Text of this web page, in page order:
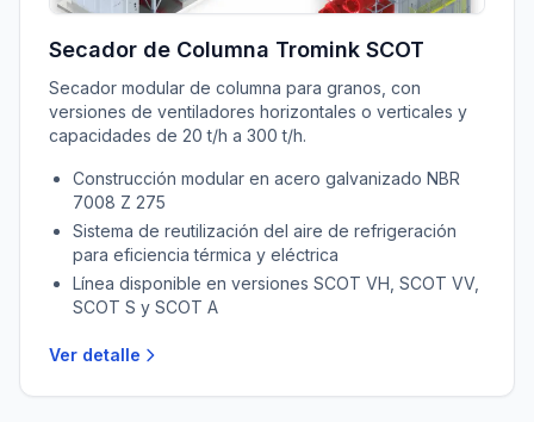
Secador de Columna Tromink SCOT
Secador modular de columna para granos, con
versiones de ventiladores horizontales o verticales y
capacidades de 20 t/h a 300 t/h.
Construcción modular en acero galvanizado NBR
7008 Z 275
Sistema de reutilización del aire de refrigeración
para eficiencia térmica y eléctrica
Línea disponible en versiones SCOT VH, SCOT VV,
SCOT S y SCOT A
Ver detalle